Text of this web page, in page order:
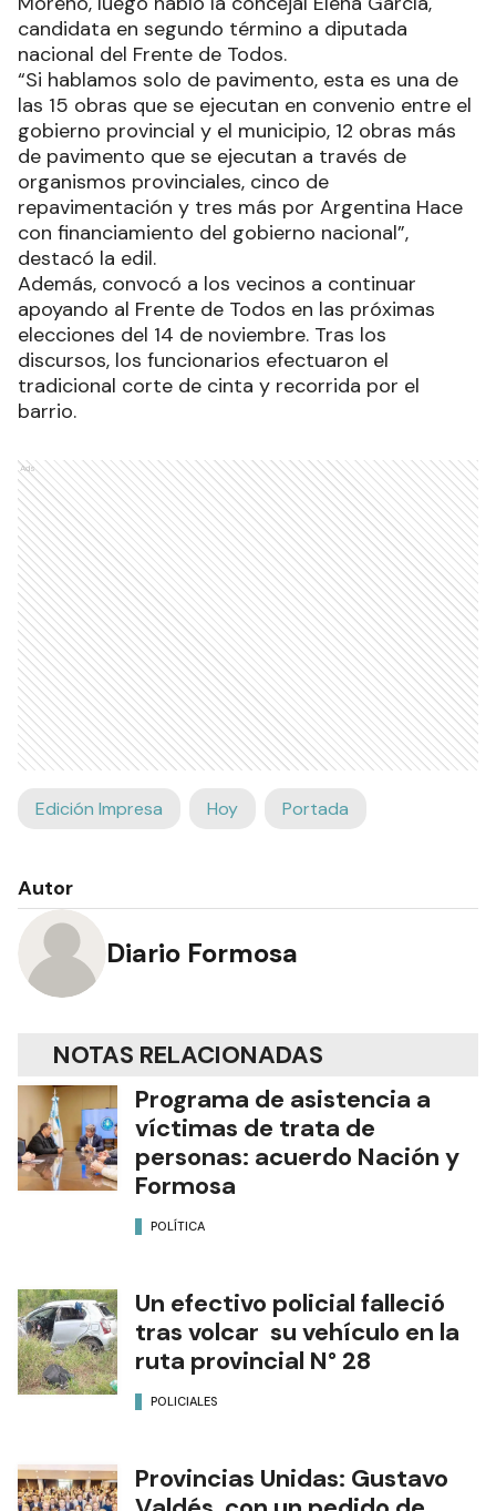
candidata en segundo término a diputada
nacional del Frente de Todos.
“Si hablamos solo de pavimento, esta es una de
las 15 obras que se ejecutan en convenio entre el
gobierno provincial y el municipio, 12 obras más
de pavimento que se ejecutan a través de
organismos provinciales, cinco de
repavimentación y tres más por Argentina Hace
con financiamiento del gobierno nacional”,
destacó la edil.
Además, convocó a los vecinos a continuar
apoyando al Frente de Todos en las próximas
elecciones del 14 de noviembre. Tras los
discursos, los funcionarios efectuaron el
tradicional corte de cinta y recorrida por el
barrio.
Ads
Edición Impresa Hoy Portada
Autor
Diario Formosa
NOTAS RELACIONADAS
Programa de asistencia a
víctimas de trata de
personas: acuerdo Nación y
Formosa
POLÍTICA
Un efectivo policial falleció
tras volcar su vehículo en la
ruta provincial N° 28
POLICIALES
Provincias Unidas: Gustavo